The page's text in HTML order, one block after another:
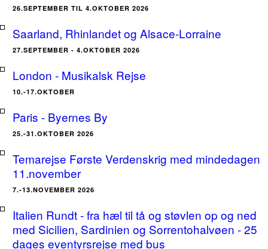
26.SEPTEMBER TIL 4.OKTOBER 2026
Saarland, Rhinlandet og Alsace-Lorraine
27.SEPTEMBER - 4.OKTOBER 2026
London - Musikalsk Rejse
10.-17.OKTOBER
Paris - Byernes By
25.-31.OKTOBER 2026
Temarejse Første Verdenskrig med mindedagen
11.november
7.-13.NOVEMBER 2026
Italien Rundt - fra hæl til tå og støvlen op og ned
med Sicilien, Sardinien og Sorrentohalvøen - 25
dages eventyrsrejse med bus